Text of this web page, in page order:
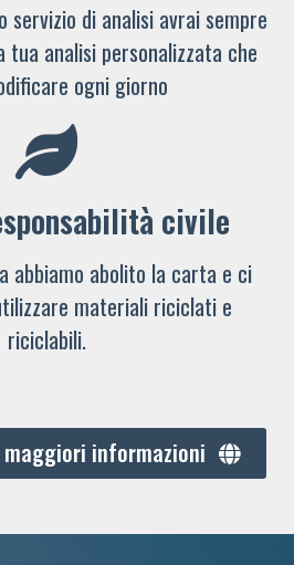
servizio di analisi avrai sempre
analisi personalizzata che
ogni giorno
civile
abbiamo abolito la carta e ci
materiali riciclati e
riciclabili.
informazioni